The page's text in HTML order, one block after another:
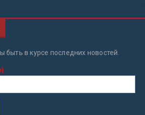
быть в курсе последних новостей.